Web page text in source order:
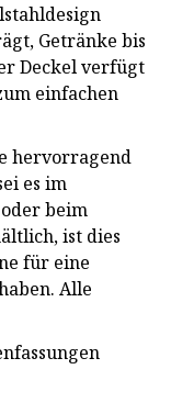
Getränke bis
Deckel verfügt
einfachen
hervorragend
es im
beim
ist dies
für eine
Alle